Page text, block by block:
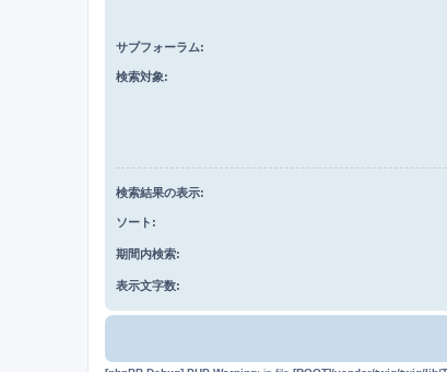
サブフォーラム:
検索対象:
検索結果の表示:
ソート:
期間内検索:
表示文字数: